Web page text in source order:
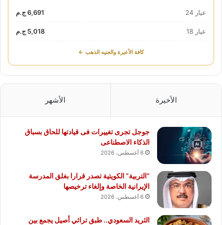
عيار 24 6,691 ج.م
عيار 18 5,018 ج.م
كافة الأعيرة والجنيه الذهب ←
الأخيرة الأشهر
جوجل تجرى تغييرات فى قيادتها للحاق بسباق
الذكاء الاصطناعى
6 أغسطس، 2026
“التربية” الكويتية تصدر قرارا بغلق المدرسة
الإيرانية الخاصة وإلغاء ترخيصها
6 أغسطس، 2026
الثريد السعودي.. طبق تراثي أصيل يجمع بين